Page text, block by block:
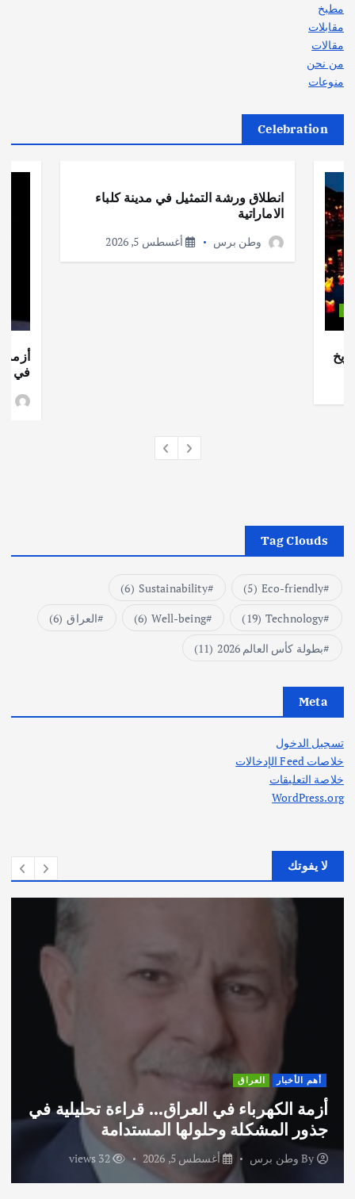
مطبخ
مقابلات
مقالات
من نحن
منوعات
Celebration
انطلاق ورشة التمثيل في مدينة كلباء
الاماراتية
وطن برس أغسطس 5, 2026
أزمة
في
Tag Clouds
Eco-friendly
(5)
Sustainability
(6)
Technology
(19)
Well-being
(6) العراق (6)
بطولة كأس العالم 2026
(11)
Meta
تسجيل الدخول
خلاصات Feed الإدخالات
خلاصة التعليقات
WordPress.org
لا يفوتك
العراق
في العراق… قراءة تحليلية في
وحلولها المستدامة
برس أغسطس 5, 2026 32 views
اختتام